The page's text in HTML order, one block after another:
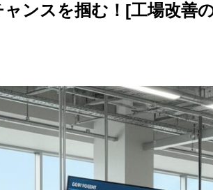
ンスを掴む！[工場改善